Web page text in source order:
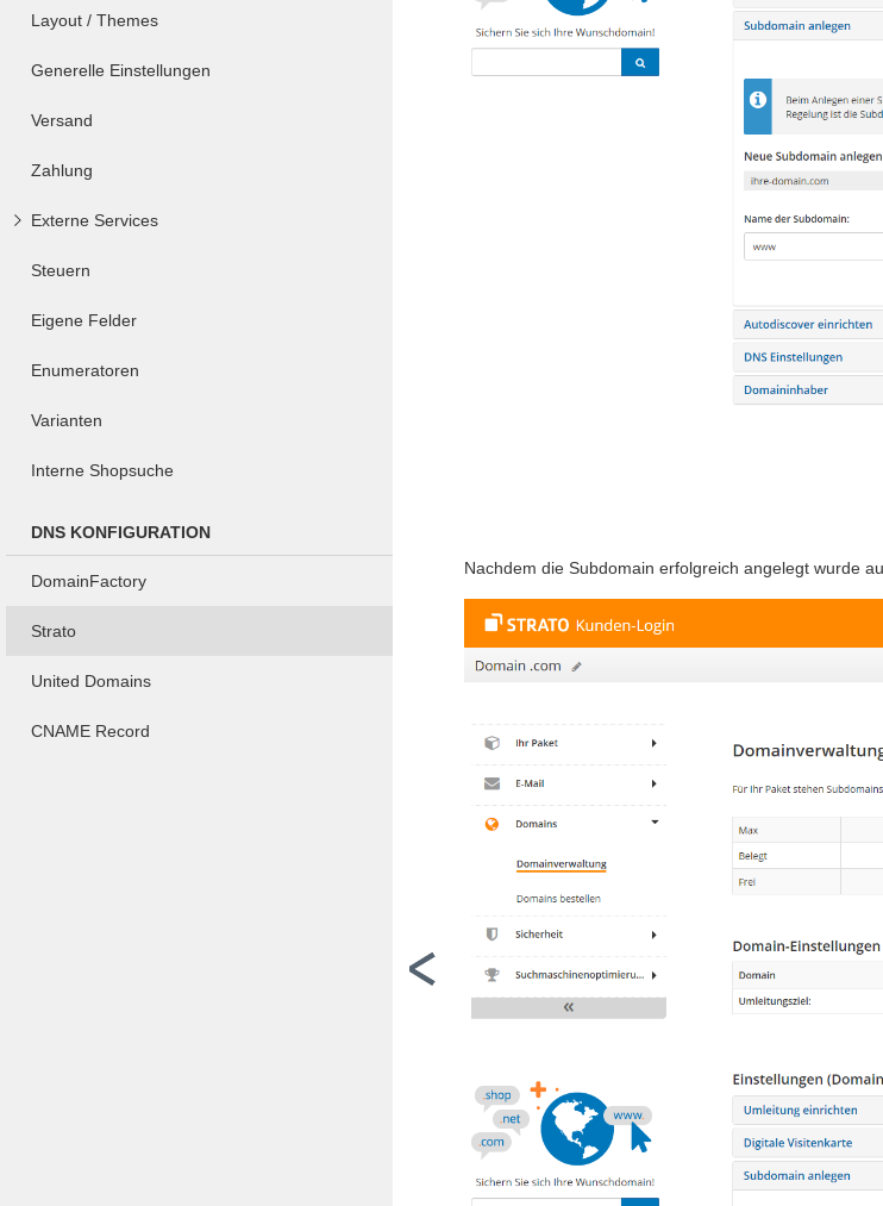
Layout / Themes
Generelle Einstellungen
Versand
Zahlung
Externe Services
Steuern
Eigene Felder
Enumeratoren
Varianten
Interne Shopsuche
DNS KONFIGURATION
DomainFactory
Strato
United Domains
CNAME Record
Nachdem die Subdomain erfolgreich angelegt wurde